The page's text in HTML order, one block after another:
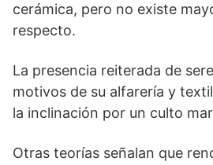
cerámica, pero no existe
respecto.
La presencia reiterada de
motivos de su alfarería y
la inclinación por un culto
Otras teorías señalan que